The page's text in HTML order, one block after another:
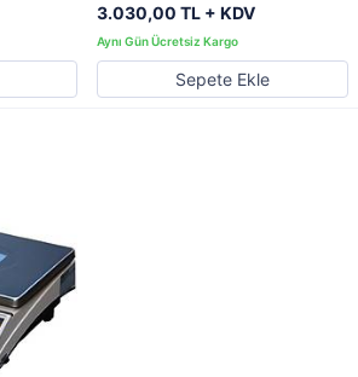
3.030,00 TL + KDV
Sepete Ekle